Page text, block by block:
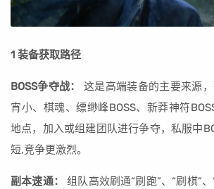
1 装备获取路径
BOSS争夺战：
这是高端装备的主要来源
宵小、棋魂、缥缈峰BOSS、新莽神符
地点，加入或组建团队进行争夺，私服中
短,竞争更激烈。
副本速通：
组队高效刷通“刷跑”、“刷棋”、